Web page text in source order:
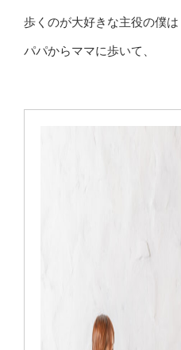
歩くのが大好きな主役の僕は
パパからママに歩いて、